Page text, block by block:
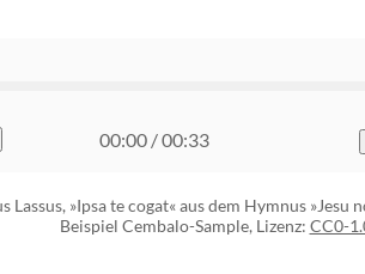
00:00/00:33
Lassus, »Ipsa te cogat« aus dem Hymnus »Jesu
Beispiel Cembalo-Sample, Lizenz: CC0-